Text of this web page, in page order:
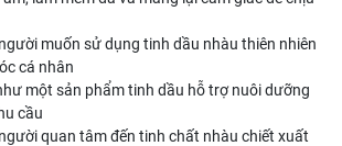
muốn sử dụng tinh dầu nhàu thiên nhiên
cá nhân
một sản phẩm tinh dầu hỗ trợ nuôi dưỡng
cầu
quan tâm đến tinh chất nhàu chiết xuất